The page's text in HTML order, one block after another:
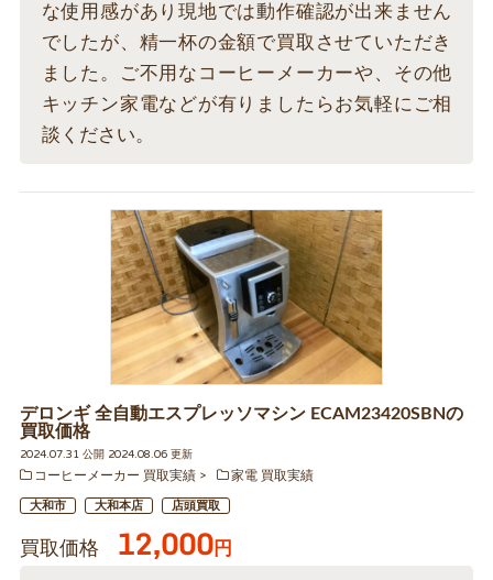
な使用感があり現地では動作確認が出来ません
でしたが、精一杯の金額で買取させていただき
ました。ご不用なコーヒーメーカーや、その他
キッチン家電などが有りましたらお気軽にご相
談ください。
デロンギ 全自動エスプレッソマシン ECAM23420SBNの
買取価格
2024.07.31 公開 2024.08.06 更新
コーヒーメーカー 買取実績
家電 買取実績
大和市 大和本店 店頭買取
買取価格 12,000円